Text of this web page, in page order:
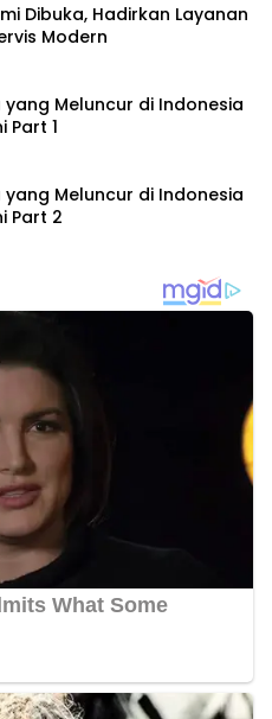
Dibuka, Hadirkan Layanan
Modern
Meluncur di Indonesia
Part 1
Meluncur di Indonesia
Part 2